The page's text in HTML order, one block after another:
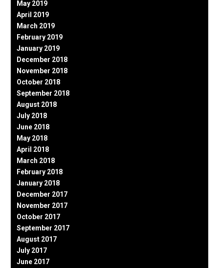
May 2019
April 2019
March 2019
February 2019
January 2019
December 2018
November 2018
October 2018
September 2018
August 2018
July 2018
June 2018
May 2018
April 2018
March 2018
February 2018
January 2018
December 2017
November 2017
October 2017
September 2017
August 2017
July 2017
June 2017